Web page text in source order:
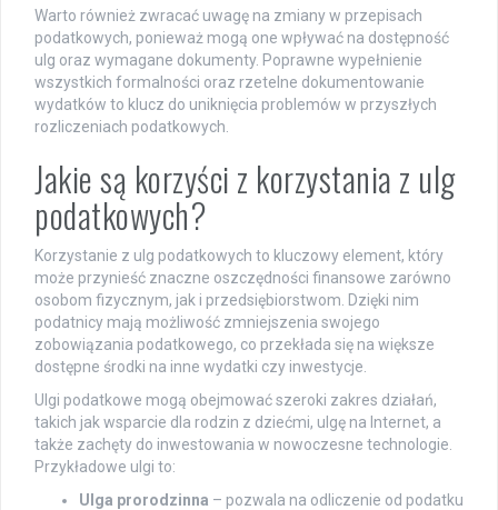
Warto również zwracać uwagę na zmiany w przepisach
podatkowych, ponieważ mogą one wpływać na dostępność
ulg oraz wymagane dokumenty. Poprawne wypełnienie
wszystkich formalności oraz rzetelne dokumentowanie
wydatków to klucz do uniknięcia problemów w przyszłych
rozliczeniach podatkowych.
Jakie są korzyści z korzystania z ulg
podatkowych?
Korzystanie z ulg podatkowych to kluczowy element, który
może przynieść znaczne oszczędności finansowe zarówno
osobom fizycznym, jak i przedsiębiorstwom. Dzięki nim
podatnicy mają możliwość zmniejszenia swojego
zobowiązania podatkowego, co przekłada się na większe
dostępne środki na inne wydatki czy inwestycje.
Ulgi podatkowe mogą obejmować szeroki zakres działań,
takich jak wsparcie dla rodzin z dziećmi, ulgę na Internet, a
także zachęty do inwestowania w nowoczesne technologie.
Przykładowe ulgi to:
Ulga prorodzinna – pozwala na odliczenie od podatku